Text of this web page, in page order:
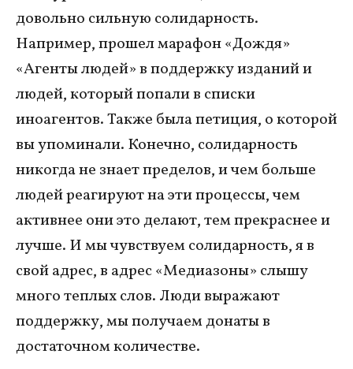
довольно сильную солидарность.
Например, прошел марафон «Дождя»
«Агенты людей» в поддержку изданий и
людей, который попали в списки
иноагентов. Также была петиция, о которой
вы упоминали. Конечно, солидарность
никогда не знает пределов, и чем больше
людей реагируют на эти процессы, чем
активнее они это делают, тем прекраснее и
лучше. И мы чувствуем солидарность, я в
свой адрес, в адрес «Медиазоны» слышу
много теплых слов. Люди выражают
поддержку, мы получаем донаты в
достаточном количестве.